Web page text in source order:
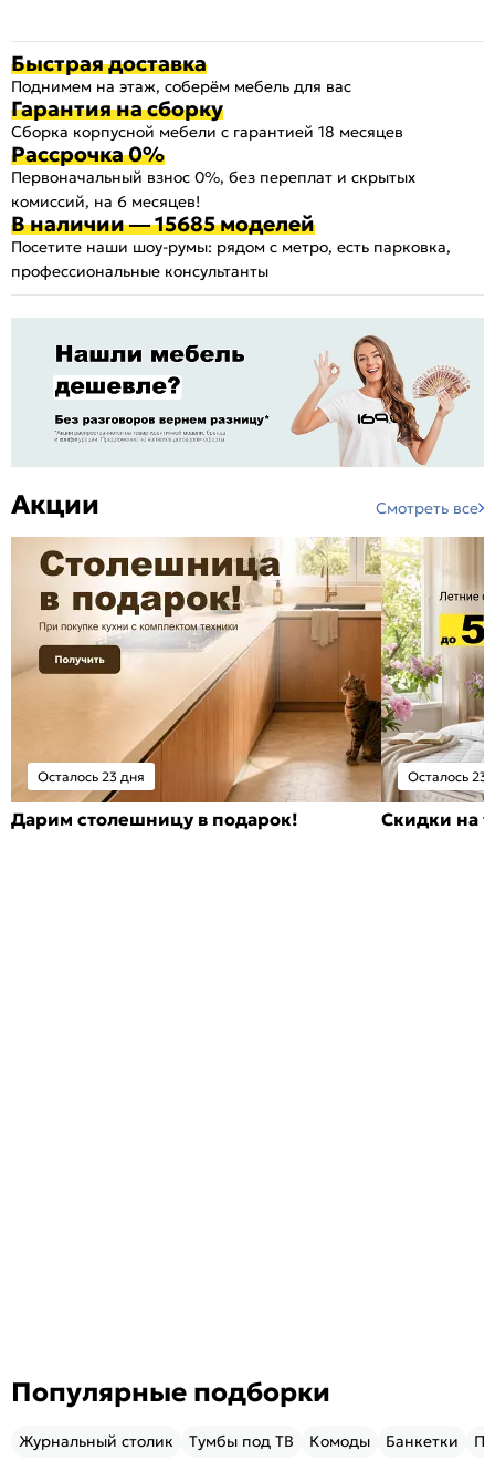
Быстрая доставка
Поднимем на этаж, соберём мебель для вас
Гарантия на сборку
Сборка корпусной мебели с гарантией 18 месяцев
Рассрочка 0%
Первоначальный взнос 0%, без переплат и скрытых
комиссий, на 6 месяцев!
В наличии — 15685 моделей
Посетите наши шоу-румы: рядом с метро, есть парковка,
профессиональные консультанты
Акции Смотреть все
Осталось 23 дня
Дарим столешницу в подарок!
Осталось 23
Скидки на
Популярные подборки
Журнальный столик Тумбы под ТВ Комоды Банкетки